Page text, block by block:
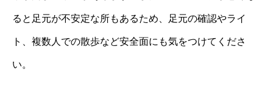
ると足元が不安定な所もあるため、足元の確認やライ
ト、複数人での散歩など安全面にも気をつけてくださ
い。